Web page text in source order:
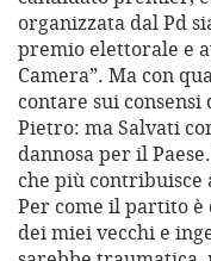
organizzata dal Pd
premio elettorale e
Camera”. Ma con
contare sui consensi
Pietro: ma Salvati
dannosa per il
che più contribuisce
Per come il partito
dei miei vecchi e